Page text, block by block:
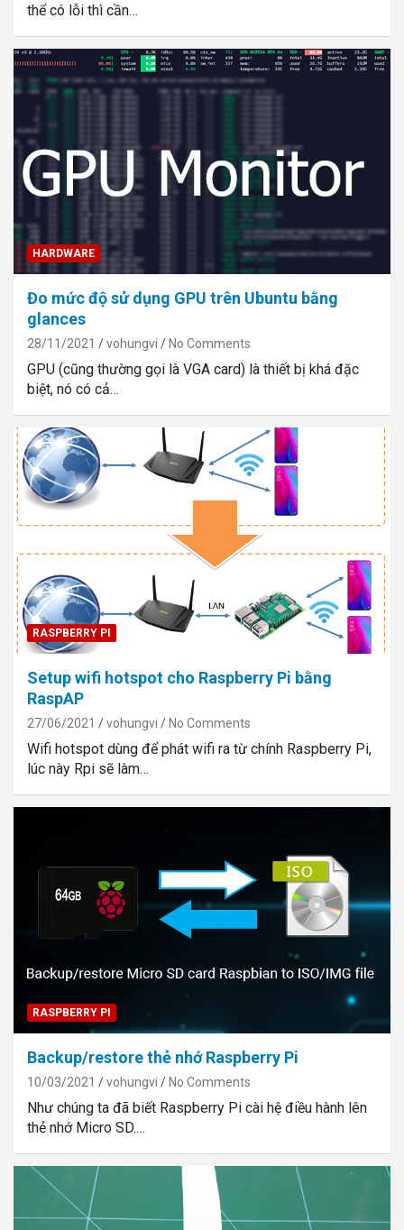
thể có lỗi thì cần…
HARDWARE
Đo mức độ sử dụng GPU trên Ubuntu bằng
glances
28/11/2021 vohungvi No Comments
GPU (cũng thường gọi là VGA card) là thiết bị khá đặc
biệt, nó có cả…
RASPBERRY PI
Setup wifi hotspot cho Raspberry Pi bằng
RaspAP
27/06/2021 vohungvi No Comments
Wifi hotspot dùng để phát wifi ra từ chính Raspberry Pi,
lúc này Rpi sẽ làm…
RASPBERRY PI
Backup/restore thẻ nhớ Raspberry Pi
10/03/2021 vohungvi No Comments
Như chúng ta đã biết Raspberry Pi cài hệ điều hành lên
thẻ nhớ Micro SD.…